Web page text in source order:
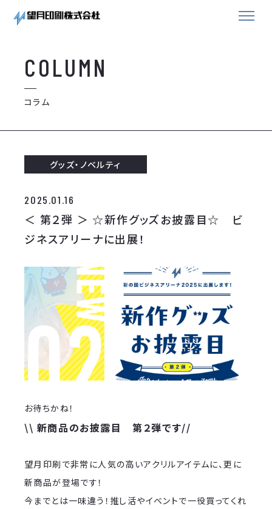
COLUMN
コラム
グッズ・ノベルティ
2025.01.16
＜ 第２弾 ＞ ☆新作グッズお披露目☆ ビ
ジネスアリーナに出展！
お待ちかね！
\\ 新商品のお披露目 第２弾です//
望月印刷で非常に人気の高いアクリルアイテムに、更に
新商品が登場です！
今までとは一味違う！推し活やイベントで一役買ってくれ